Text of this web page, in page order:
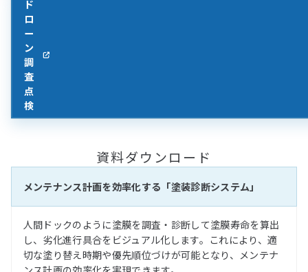
ド
ロ
ー
ン
調
査
点
検
資料ダウンロード
メンテナンス計画を効率化する「塗装診断システム」
人間ドックのように塗膜を調査・診断して塗膜寿命を算出
し、劣化進行具合をビジュアル化します。これにより、適
切な塗り替え時期や優先順位づけが可能となり、メンテナ